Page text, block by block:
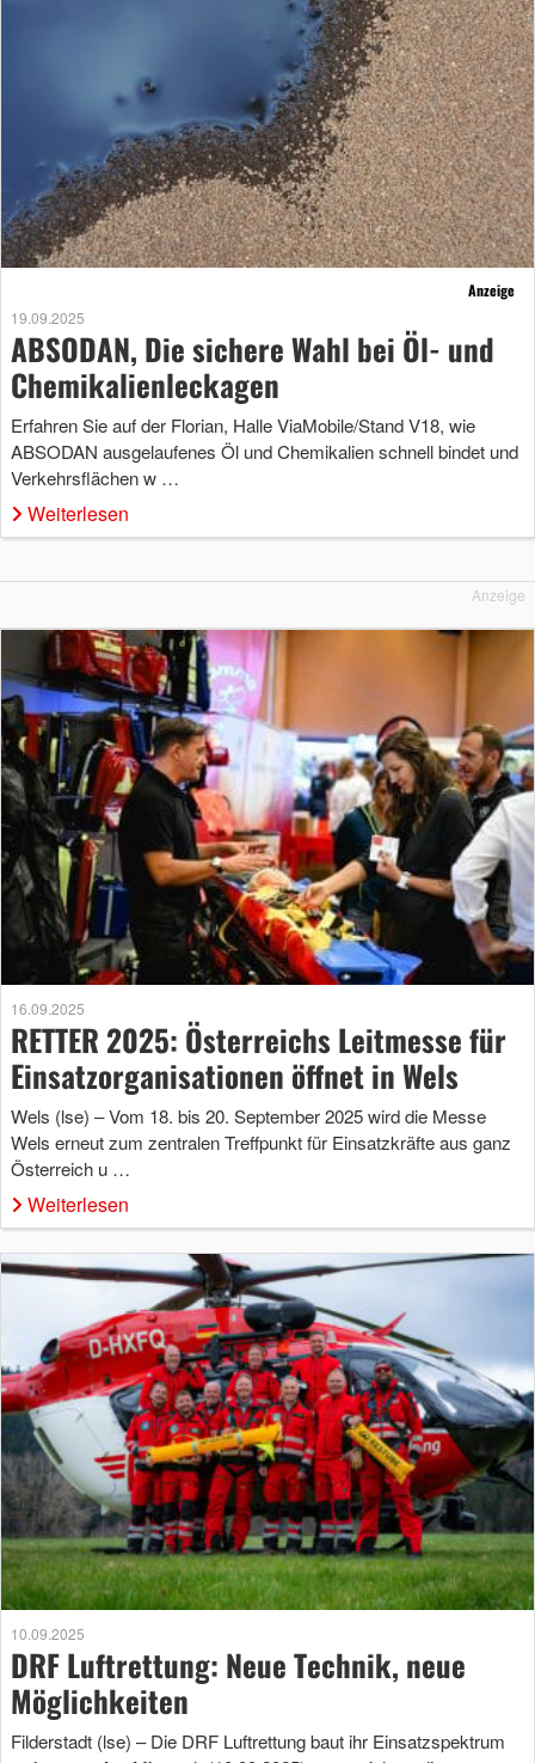
Anzeige
19.09.2025
ABSODAN, Die sichere Wahl bei Öl- und
Chemikalienleckagen
Erfahren Sie auf der Florian, Halle ViaMobile/Stand V18, wie
ABSODAN ausgelaufenes Öl und Chemikalien schnell bindet und
Verkehrsflächen w …
Weiterlesen
Anzeige
16.09.2025
RETTER 2025: Österreichs Leitmesse für
Einsatzorganisationen öffnet in Wels
Wels (lse) – Vom 18. bis 20. September 2025 wird die Messe
Wels erneut zum zentralen Treffpunkt für Einsatzkräfte aus ganz
Österreich u …
Weiterlesen
10.09.2025
DRF Luftrettung: Neue Technik, neue
Möglichkeiten
Filderstadt (lse) – Die DRF Luftrettung baut ihr Einsatzspektrum